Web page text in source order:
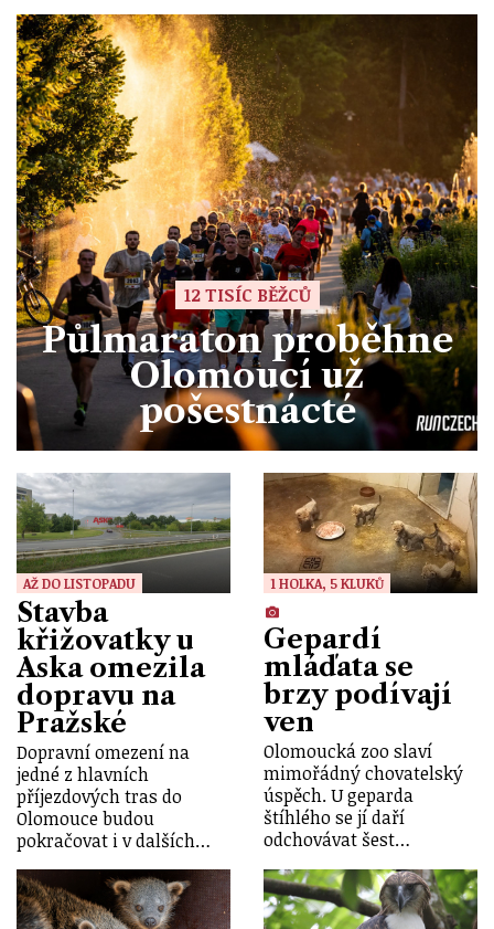
12 TISÍC BĚŽCŮ
Půlmaraton proběhne
Olomoucí už
pošestnácté
AŽ DO LISTOPADU
Stavba
křižovatky u
Aska omezila
dopravu na
Pražské
Dopravní omezení na
jedné z hlavních
příjezdových tras do
Olomouce budou
pokračovat i v dalších…
1 HOLKA, 5 KLUKŮ
Gepardí
mláďata se
brzy podívají
ven
Olomoucká zoo slaví
mimořádný chovatelský
úspěch. U geparda
štíhlého se jí daří
odchovávat šest…